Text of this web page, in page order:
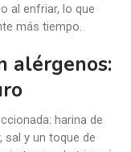
al enfriar, lo que
más tiempo.
alérgenos:
harina de
sal y un toque de